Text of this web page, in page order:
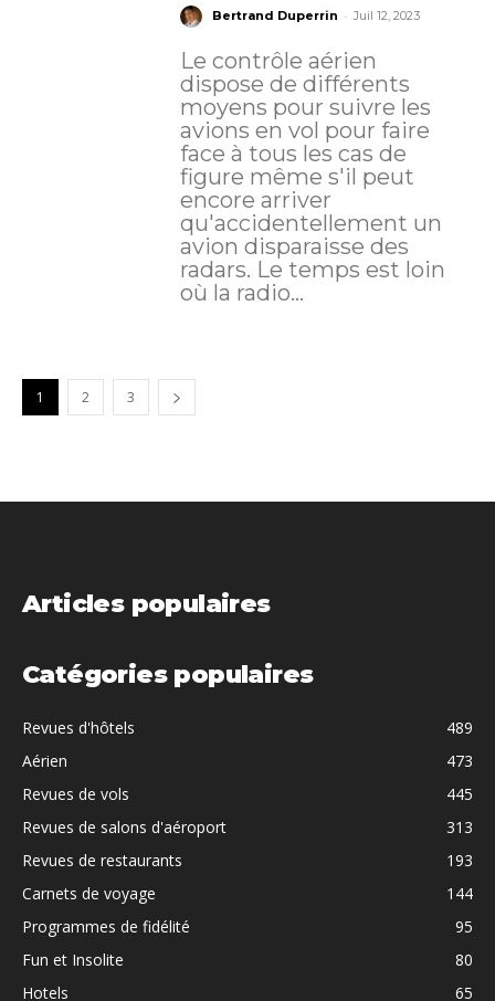
Bertrand Duperrin - Juil 12, 2023
Le contrôle aérien
dispose de différents
moyens pour suivre les
avions en vol pour faire
face à tous les cas de
figure même s'il peut
encore arriver
qu'accidentellement un
avion disparaisse des
radars. Le temps est loin
où la radio...
1 2 3
Articles populaires
Catégories populaires
Revues d'hôtels
489
Aérien
473
Revues de vols
445
Revues de salons d'aéroport
313
Revues de restaurants
193
Carnets de voyage
144
Programmes de fidélité
95
Fun et Insolite
80
Hotels
65